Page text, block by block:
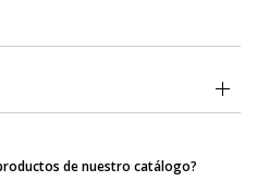
de nuestro catálogo?